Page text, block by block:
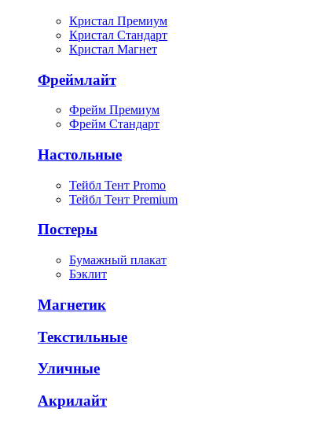
Кристал Премиум
Кристал Стандарт
Кристал Магнет
Фреймлайт
Фрейм Премиум
Фрейм Стандарт
Настольные
Тейбл Тент Promo
Тейбл Тент Premium
Постеры
Бумажный плакат
Бэклит
Магнетик
Текстильные
Уличные
Акрилайт